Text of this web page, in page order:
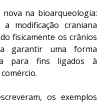
na bioarqueologia:
modificação craniana
fisicamente os crânios
garantir uma forma
para fins ligados à
os exemplos